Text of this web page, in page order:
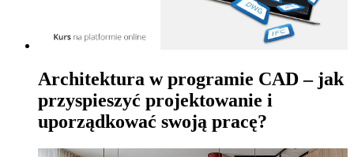
Architektura w programie CAD – jak
przyspieszyć projektowanie i
uporządkować swoją pracę?